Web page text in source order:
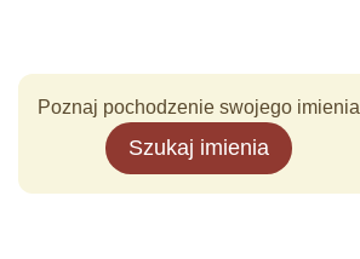
Poznaj pochodzenie swojego imienia
Szukaj imienia